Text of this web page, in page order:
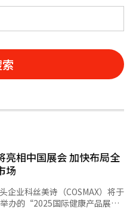
亮相中国展会 加快布局全
场
企业科丝美诗（COSMAX）将于
办的“2025国际健康产品展览
美”为主题，集中展示多款创